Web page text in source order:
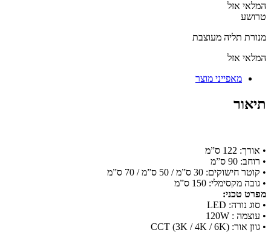
המלאי אזל
טרושע
מנורת תליה מעוצבת
המלאי אזל
מאפייני מוצר
תיאור
• אורך: 122 ס”מ
• רוחב: 90 ס”מ
• קוטר חישוקים: 30 ס”מ / 50 ס”מ / 70 ס”מ
• גובה מקסימלי: 150 ס”מ
מפרט טכני:
• סוג נורה: LED
• עוצמה : 120W
• גוון אור: (3K / 4K / 6K) CCT